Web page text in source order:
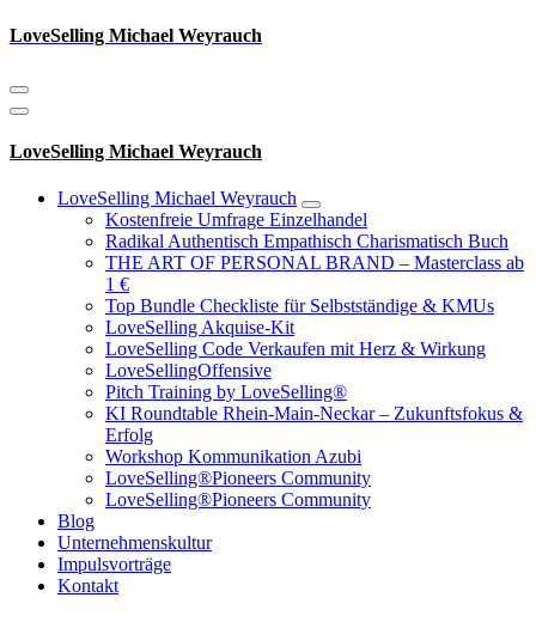
Zum
LoveSelling Michael Weyrauch
LoveSelling Michael Weyrauch
LoveSelling Michael Weyrauch
Kostenfreie Umfrage Einzelhandel
Radikal Authentisch Empathisch Charismatisch Buch
THE ART OF PERSONAL BRAND – Masterclass ab
1 €
Top Bundle Checkliste für Selbstständige & KMUs
LoveSelling Akquise-Kit
LoveSelling Code Verkaufen mit Herz & Wirkung
LoveSellingOffensive
Pitch Training by LoveSelling®
KI Roundtable Rhein‑Main‑Neckar – Zukunftsfokus &
Erfolg
Workshop Kommunikation Azubi
LoveSelling®Pioneers Community
LoveSelling®Pioneers Community
Blog
Unternehmenskultur
Impulsvorträge
Kontakt